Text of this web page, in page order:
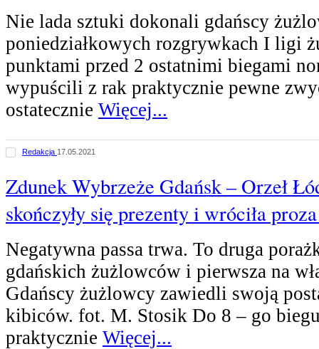
Nie lada sztuki dokonali gdańscy
poniedziałkowych rozgrywkach I ligi
punktami przed 2 ostatnimi biegami
wypuścili z rak praktycznie pewne
ostatecznie Więcej...
Redakcja 17.05.2021
Zdunek Wybrzeże Gdańsk – Orzeł
skończyły się prezenty i wróciła
Negatywna passa trwa. To druga
gdańskich żużlowców i pierwsza na
Gdańscy żużlowcy zawiedli swoją
kibiców. fot. M. Stosik Do 8 – go
praktycznie Więcej...